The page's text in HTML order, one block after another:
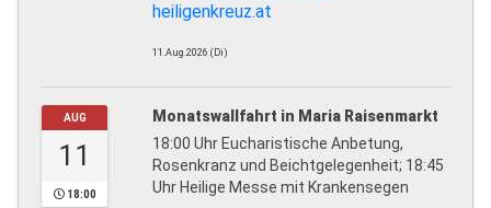
heiligenkreuz.at
11.Aug.2026 (Di)
AUG
11
18:00
Monatswallfahrt in Maria Raisenmarkt
18:00 Uhr Eucharistische Anbetung,
Rosenkranz und Beichtgelegenheit; 18:45
Uhr Heilige Messe mit Krankensegen